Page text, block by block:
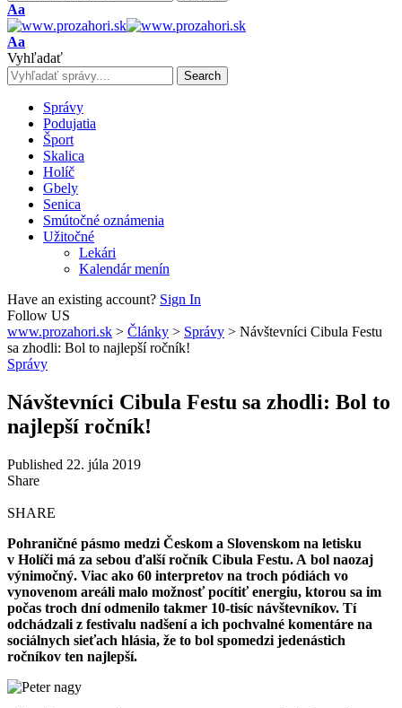
Font
Resizer
Aa
Font
Resizer
Aa
Vyhľadať
Správy
Podujatia
Šport
Skalica
Holíč
Gbely
Senica
Smútočné oznámenia
Užitočné
Lekári
Kalendár menín
Have an existing account? Sign In
Follow US
www.prozahori.sk > Články > Správy > Návštevníci Cibula Festu
sa zhodli: Bol to najlepší ročník!
Správy
Návštevníci Cibula Festu sa zhodli: Bol to
najlepší ročník!
Published 22. júla 2019
Share
SHARE
Pohraničné pásmo medzi Českom a Slovenskom na letisku
v Holíči má za sebou ďalší ročník Cibula Festu. A bol naozaj
výnimočný. Viac ako 60 interpretov na troch pódiách vo
vynovenom areáli malo možnosť pocítiť energiu, ktorou sa im
počas troch dní odmenilo takmer 10-tisíc návštevníkov. Tí
odchádzali z festivalu nadšení a ich pochvalné komentáre na
sociálnych sieťach hlásia, že to bol spomedzi jedenástich
ročníkov ten najlepší.